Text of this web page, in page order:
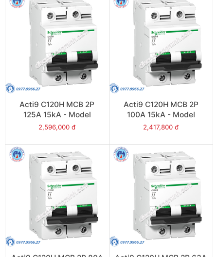
Acti9 C120H MCB 2P
125A 15kA - Model
A9N18459
2,596,000 đ
Acti9 C120H MCB 2P
100A 15kA - Model
A9N18458
2,417,800 đ